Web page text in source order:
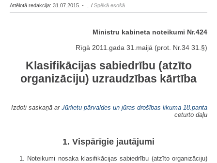
Attēlotā redakcija: 31.07.2015. - ... / Spēkā esošā
Ministru kabineta noteikumi Nr.424
Rīgā 2011.gada 31.maijā (prot. Nr.34 31.§)
Klasifikācijas sabiedrību (atzīto
organizāciju) uzraudzības kārtība
Izdoti saskaņā ar Jūrlietu pārvaldes un jūras drošības likuma 18.panta
ceturto daļu
1. Vispārīgie jautājumi
1. Noteikumi nosaka klasifikācijas sabiedrību (atzīto organizāciju)